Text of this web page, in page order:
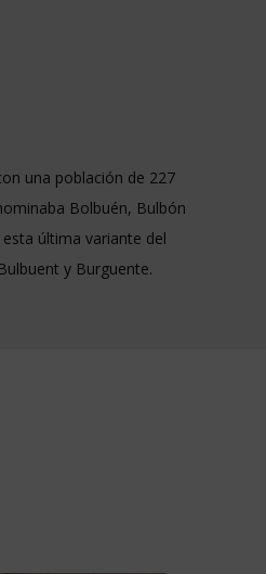
una población de 227
Bolbuén, Bulbón
última variante del
y Burguente.